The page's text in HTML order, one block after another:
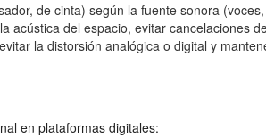
de cinta) según la fuente sonora
acústica del espacio, evitar cancelaciones
la distorsión analógica o digital y
en plataformas digitales: